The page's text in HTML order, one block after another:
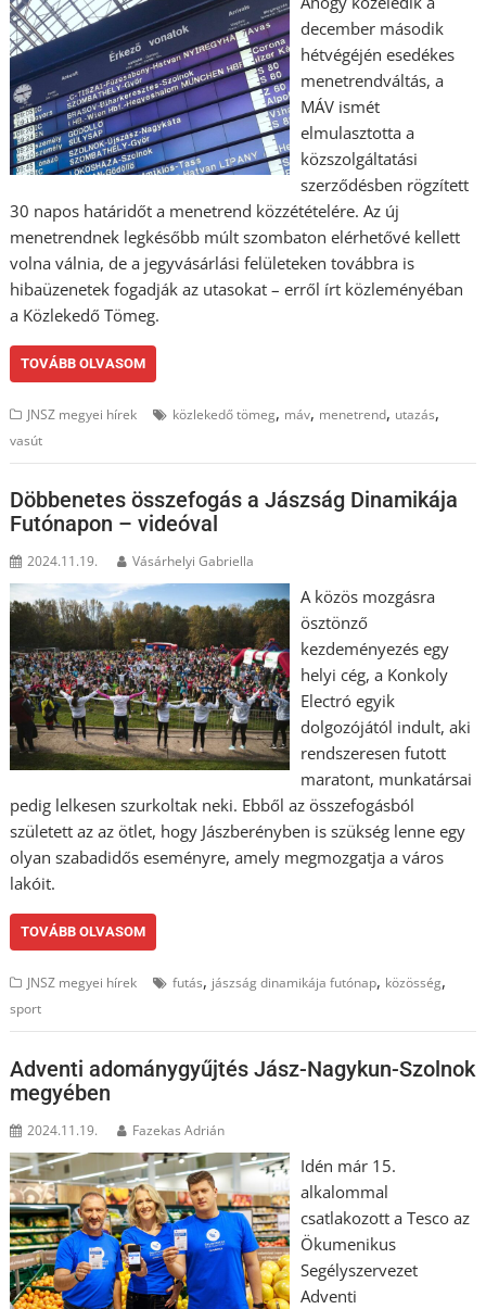
december második
hétvégéjén esedékes
menetrendváltás, a
MÁV ismét
elmulasztotta a
közszolgáltatási
szerződésben rögzített
30 napos határidőt a menetrend közzétételére. Az új
menetrendnek legkésőbb múlt szombaton elérhetővé kellett
volna válnia, de a jegyvásárlási felületeken továbbra is
hibaüzenetek fogadják az utasokat – erről írt közleményéban
a Közlekedő Tömeg.
TOVÁBB OLVASOM
JNSZ megyei hírek közlekedő tömeg, máv, menetrend, utazás,
vasút
Döbbenetes összefogás a Jászság Dinamikája
Futónapon – videóval
2024.11.19. Vásárhelyi Gabriella
A közös mozgásra
ösztönző
kezdeményezés egy
helyi cég, a Konkoly
Electró egyik
dolgozójától indult, aki
rendszeresen futott
maratont, munkatársai
pedig lelkesen szurkoltak neki. Ebből az összefogásból
született az az ötlet, hogy Jászberényben is szükség lenne egy
olyan szabadidős eseményre, amely megmozgatja a város
lakóit.
TOVÁBB OLVASOM
JNSZ megyei hírek futás, jászság dinamikája futónap, közösség,
sport
Adventi adománygyűjtés Jász-Nagykun-Szolnok
megyében
2024.11.19. Fazekas Adrián
Idén már 15.
alkalommal
csatlakozott a Tesco az
Ökumenikus
Segélyszervezet
Adventi